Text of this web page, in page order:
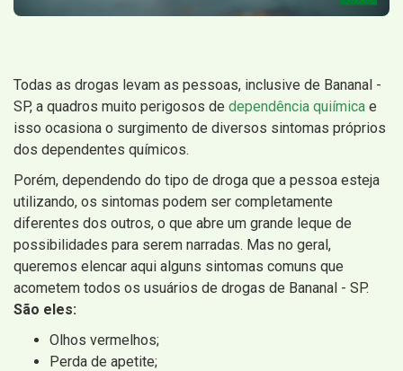
Todas as drogas levam as pessoas, inclusive de Bananal -
SP, a quadros muito perigosos de dependência quiímica e
isso ocasiona o surgimento de diversos sintomas próprios
dos dependentes químicos.
Porém, dependendo do tipo de droga que a pessoa esteja
utilizando, os sintomas podem ser completamente
diferentes dos outros, o que abre um grande leque de
possibilidades para serem narradas. Mas no geral,
queremos elencar aqui alguns sintomas comuns que
acometem todos os usuários de drogas de Bananal - SP.
São eles:
Olhos vermelhos;
Perda de apetite;